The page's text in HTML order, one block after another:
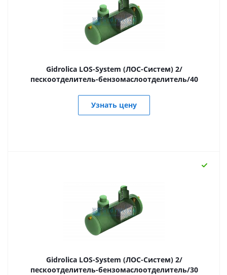
Gidrolica LOS-System (ЛОС-Систем) 2/
пескоотделитель-бензомаслоотделитель/40
Узнать цену
Gidrolica LOS-System (ЛОС-Систем) 2/
пескоотделитель-бензомаслоотделитель/30